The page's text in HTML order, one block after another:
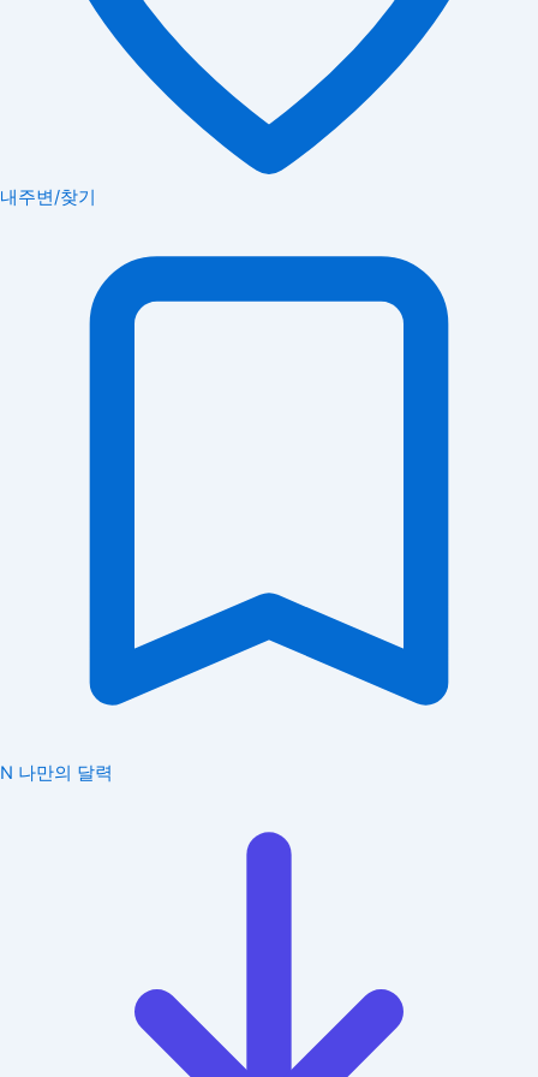
내주변/찾기
N 나만의 달력